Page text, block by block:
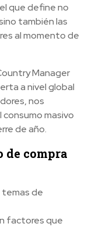
que define no
también las
al momento de
Manager
a nivel global
nos
masivo
de año.
de compra
temas de
factores que